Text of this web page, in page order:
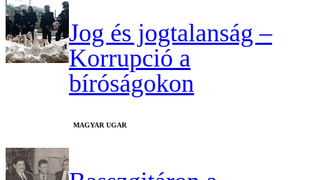
Jog és jogtalanság –
Korrupció a
bíróságokon
MAGYAR UGAR